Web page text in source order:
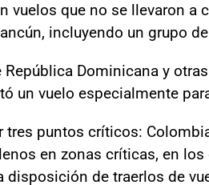
que no se llevaron a
incluyendo un grupo
Dominicana y
un vuelo especialmente
puntos críticos:
en zonas críticas, en
de traerlos de